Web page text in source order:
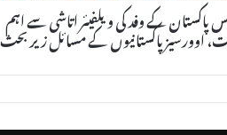
پاکستان کے وفد کی ویلفیئر اتاشی سے اہم
اوورسیز پاکستانیوں کے مسائل زیر بحث